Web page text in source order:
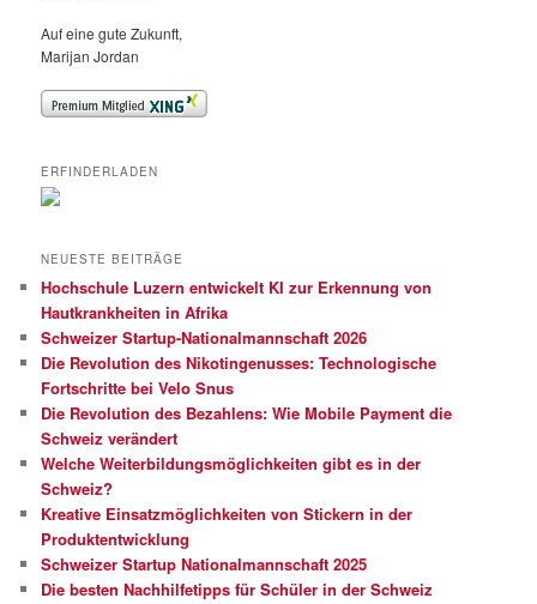
Auf eine gute Zukunft,
Marijan Jordan
ERFINDERLADEN
NEUESTE BEITRÄGE
Hochschule Luzern entwickelt KI zur Erkennung von
Hautkrankheiten in Afrika
Schweizer Startup-Nationalmannschaft 2026
Die Revolution des Nikotingenusses: Technologische
Fortschritte bei Velo Snus
Die Revolution des Bezahlens: Wie Mobile Payment die
Schweiz verändert
Welche Weiterbildungsmöglichkeiten gibt es in der
Schweiz?
Kreative Einsatzmöglichkeiten von Stickern in der
Produktentwicklung
Schweizer Startup Nationalmannschaft 2025
Die besten Nachhilfetipps für Schüler in der Schweiz